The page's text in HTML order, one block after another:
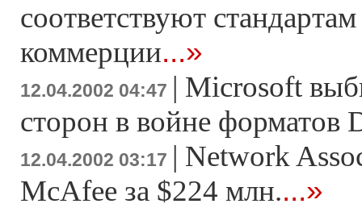
соответствуют
коммерции...»
12.04.2002 04:47 | Microsoft
сторон в войне форматов
12.04.2002 03:17 | Network
McAfee за $224 млн....»